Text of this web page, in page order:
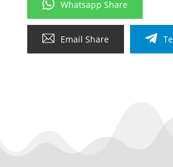
Whatsapp Share
Email Share